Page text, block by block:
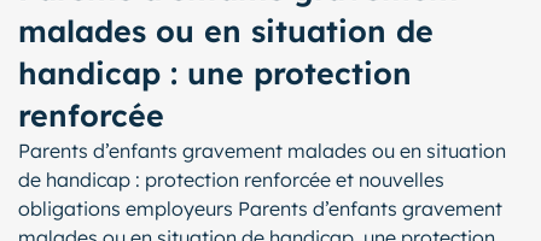
malades ou en situation de
handicap : une protection
renforcée
Parents d’enfants gravement malades ou en situation
de handicap : protection renforcée et nouvelles
obligations employeurs Parents d’enfants gravement